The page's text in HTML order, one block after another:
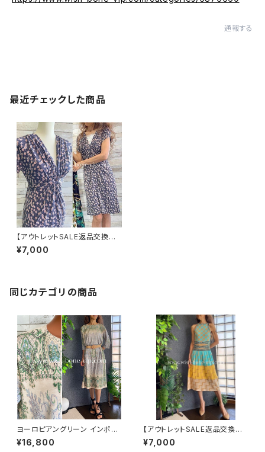
通報する
最近チェックした商品
【アウトレットSALE返品交換不
可フランス製インポートワンピー
ス｜FIFILLES de PARIS フィ
¥7,000
同じカテゴリの商品
ヨーロピアングリーン インポー
トワンピース｜ストレッチジャー
ジ 七分袖ワンピース｜グリーン
¥16,800
【アウトレットSALE返品交換不
可8/20まで】ホルターネック＆
厚手ニットワンピース｜切り替え
¥7,000